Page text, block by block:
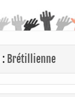
: Brétillienne